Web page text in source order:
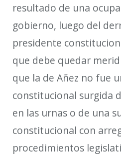
resultado de una
gobierno, luego del
presidente
que debe quedar
que la de Añez no fue
constitucional surgida
en las urnas o de una
constitucional con
procedimientos